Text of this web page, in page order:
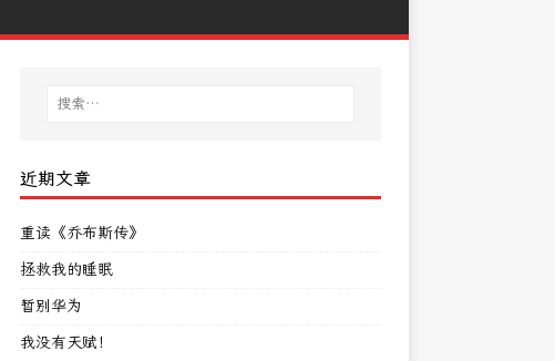
近期文章
重读《乔布斯传》
拯救我的睡眠
暂别华为
我没有天赋！